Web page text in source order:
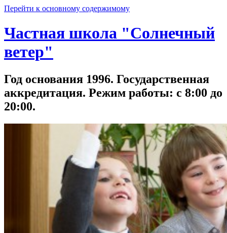
Перейти к основному содержимому
Частная школа "Солнечный
ветер"
Год основания 1996. Государственная
аккредитация. Режим работы: с 8:00 до
20:00.